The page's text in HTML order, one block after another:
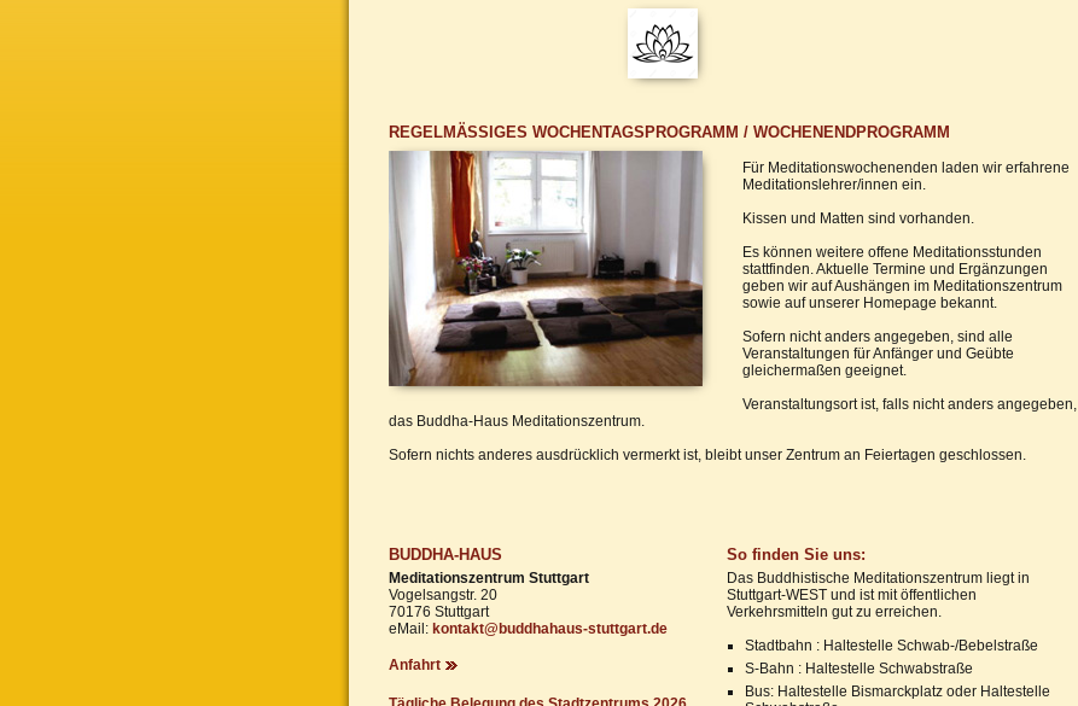
REGELMÄSSIGES WOCHENTAGSPROGRAMM / WOCHENENDPROGRAMM
Für Meditationswochenenden laden wir erfahrene
Meditationslehrer/innen ein.
Kissen und Matten sind vorhanden.
Es können weitere offene Meditationsstunden
stattfinden. Aktuelle Termine und Ergänzungen
geben wir auf Aushängen im Meditationszentrum
sowie auf unserer Homepage bekannt.
Sofern nicht anders angegeben, sind alle
Veranstaltungen für Anfänger und Geübte
gleichermaßen geeignet.
Veranstaltungsort ist, falls nicht anders angegeben,
das Buddha-Haus Meditationszentrum.
Sofern nichts anderes ausdrücklich vermerkt ist, bleibt unser Zentrum an Feiertagen geschlossen.
BUDDHA-HAUS
Meditationszentrum Stuttgart
Vogelsangstr. 20
70176 Stuttgart
eMail: kontakt@buddhahaus-stuttgart.de
Anfahrt
So finden Sie uns:
Das Buddhistische Meditationszentrum liegt in
Stuttgart-WEST und ist mit öffentlichen
Verkehrsmitteln gut zu erreichen.
Stadtbahn : Haltestelle Schwab-/Bebelstraße
S-Bahn : Haltestelle Schwabstraße
Bus: Haltestelle Bismarckplatz oder Haltestelle